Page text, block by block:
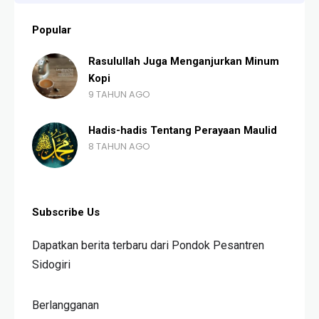
Popular
Rasulullah Juga Menganjurkan Minum
Kopi
9 TAHUN AGO
Hadis-hadis Tentang Perayaan Maulid
8 TAHUN AGO
Subscribe Us
Dapatkan berita terbaru dari Pondok Pesantren
Sidogiri
Berlangganan